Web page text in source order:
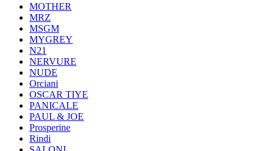
MOTHER
MRZ
MSGM
MYGREY
N21
NERVURE
NUDE
Orciani
OSCAR TIYE
PANICALE
PAUL & JOE
Prosperine
Rindi